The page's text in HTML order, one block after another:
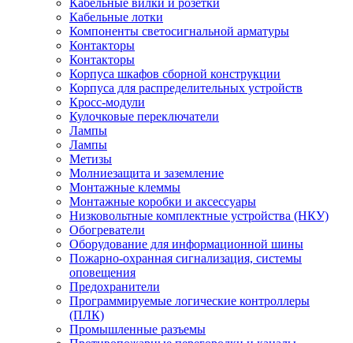
Кабельные лотки
Компоненты светосигнальной арматуры
Контакторы
Контакторы
Корпуса шкафов сборной конструкции
Корпуса для распределительных устройств
Кросс-модули
Кулочковые переключатели
Лампы
Лампы
Метизы
Молниезащита и заземление
Монтажные клеммы
Монтажные коробки и аксессуары
Низковольтные комплектные устройства (НКУ)
Обогреватели
Оборудование для информационной шины
Пожарно-охранная сигнализация, системы
оповещения
Предохранители
Программируемые логические контроллеры
(ПЛК)
Промышленные разъемы